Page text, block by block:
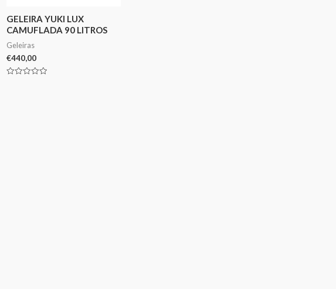
GELEIRA YUKI LUX
CAMUFLADA 90 LITROS
Geleiras
€440,00